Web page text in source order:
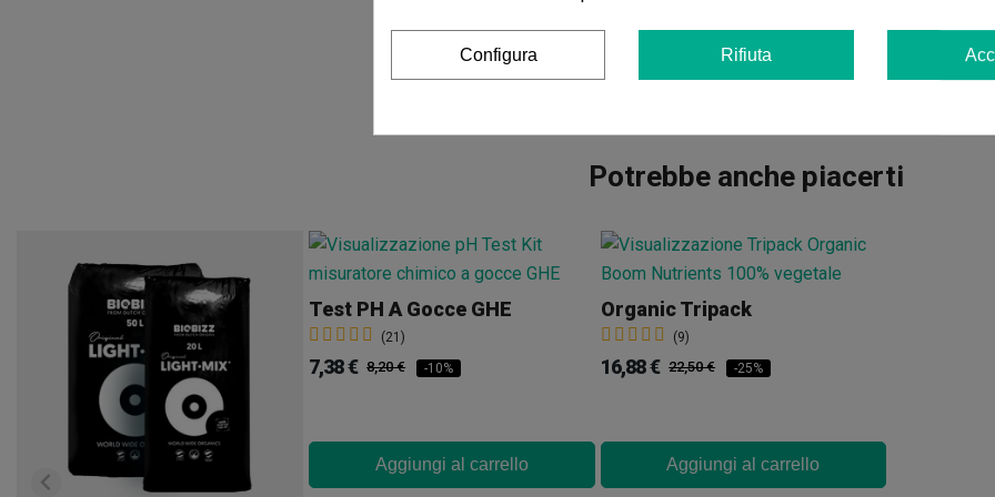
Fioritura: 9-10 settimane indoor e inizio o metà
Altezza: 0,8-1,3 m indoor e 1,6-2,2 m outdoor.
Potrebbe anche piacerti
Test PH A Gocce GHE
(21)
7,38 € 8,20 € -10%
Aggiungi al carrello
Organic Tripack
(9)
16,88 € 22,50 € -25%
Aggiungi al carrello
Configura Rifiuta